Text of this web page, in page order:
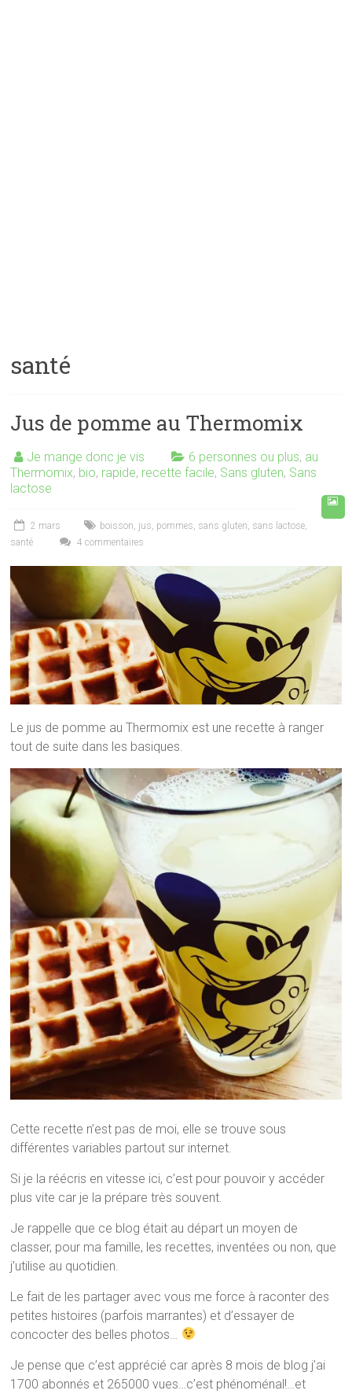
santé
Jus de pomme au Thermomix
Je mange donc je vis 6 personnes ou plus, au
Thermomix, bio, rapide, recette facile, Sans gluten, Sans
lactose
2 mars boisson, jus, pommes, sans gluten, sans lactose,
santé
4 commentaires
Le jus de pomme au Thermomix est une recette à ranger
tout de suite dans les basiques.
Cette recette n’est pas de moi, elle se trouve sous
différentes variables partout sur internet.
Si je la réécris en vitesse ici, c’est pour pouvoir y accéder
plus vite car je la prépare très souvent.
Je rappelle que ce blog était au départ un moyen de
classer, pour ma famille, les recettes, inventées ou non, que
j’utilise au quotidien.
Le fait de les partager avec vous me force à raconter des
petites histoires (parfois marrantes) et d’essayer de
concocter des belles photos…
Je pense que c’est apprécié car après 8 mois de blog j’ai
1700 abonnés et 265000 vues…c’est phénoménal!…et